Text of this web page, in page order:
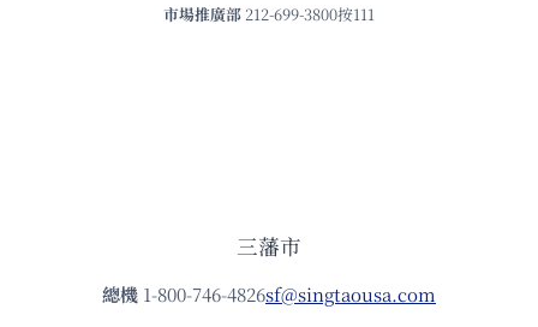
市場推廣部 212-699-3800按111
三藩市
總機 1-800-746-4826sf@singtaousa.com